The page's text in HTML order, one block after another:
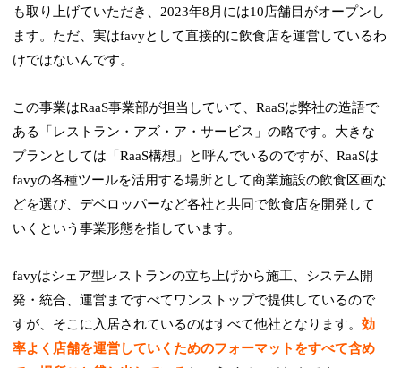
も取り上げていただき、2023年8月には10店舗目がオープンし
ます。ただ、実はfavyとして直接的に飲食店を運営しているわ
けではないんです。
この事業はRaaS事業部が担当していて、RaaSは弊社の造語で
ある「レストラン・アズ・ア・サービス」の略です。大きな
プランとしては「RaaS構想」と呼んでいるのですが、RaaSは
favyの各種ツールを活用する場所として商業施設の飲食区画な
どを選び、デベロッパーなど各社と共同で飲食店を開発して
いくという事業形態を指しています。
favyはシェア型レストランの立ち上げから施工、システム開
発・統合、運営まですべてワンストップで提供しているので
すが、そこに入居されているのはすべて他社となります。効
率よく店舗を運営していくためのフォーマットをすべて含め